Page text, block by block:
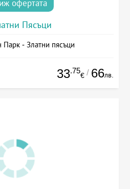
офертата
Пясъци
Парк - Златни пясъци
33.75
€ / 66лв.